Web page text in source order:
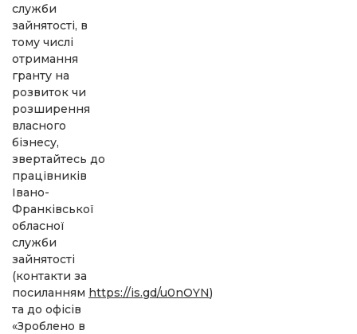
служби
зайнятості, в
тому числі
отримання
гранту на
розвиток чи
розширення
власного
бізнесу,
звертайтесь до
працівників
Івано-
Франківської
обласної
служби
зайнятості
(контакти за
посиланням https://is.gd/u0nOYN)
та до офісів
«Зроблено в